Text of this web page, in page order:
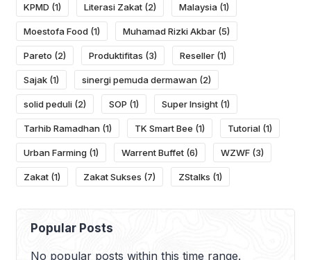
KPMD (1) Literasi Zakat (2) Malaysia (1)
Moestofa Food (1) Muhamad Rizki Akbar (5)
Pareto (2) Produktifitas (3) Reseller (1)
Sajak (1) sinergi pemuda dermawan (2)
solid peduli (2) SOP (1) Super Insight (1)
Tarhib Ramadhan (1) TK Smart Bee (1) Tutorial (1)
Urban Farming (1) Warrent Buffet (6) WZWF (3)
Zakat (1) Zakat Sukses (7) ZStalks (1)
Popular Posts
No popular posts within this time range.